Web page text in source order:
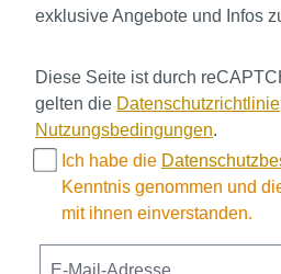
exklusive Angebote und Infos
Diese Seite ist durch
gelten die Datenschutzrichtlinie
Nutzungsbedingungen.
Ich habe die
Kenntnis genommen und
mit ihnen einverstanden.